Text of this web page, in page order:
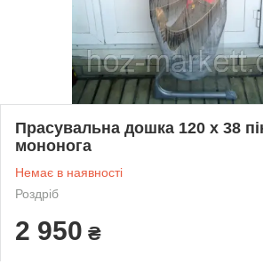
Прасувальна дошка 120 х 38
мононога
Немає в наявності
Роздріб
2 950 ₴